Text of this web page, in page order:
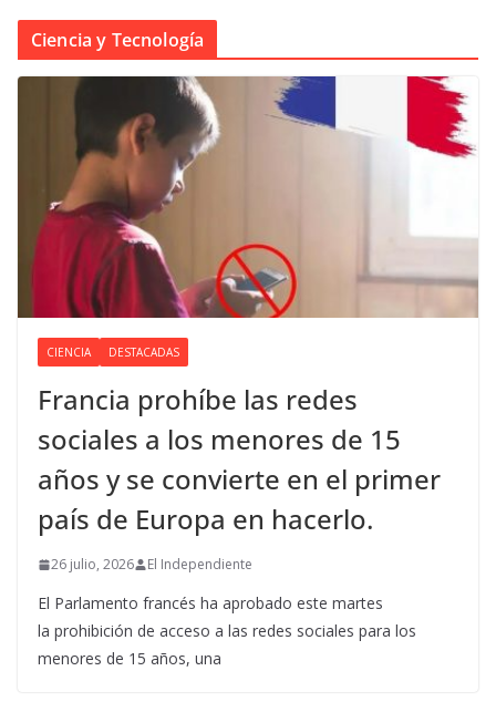
Ciencia y Tecnología
CIENCIA DESTACADAS
Francia prohíbe las redes
sociales a los menores de 15
años y se convierte en el primer
país de Europa en hacerlo.
26 julio, 2026 El Independiente
El Parlamento francés ha aprobado este martes
la prohibición de acceso a las redes sociales para los
menores de 15 años, una